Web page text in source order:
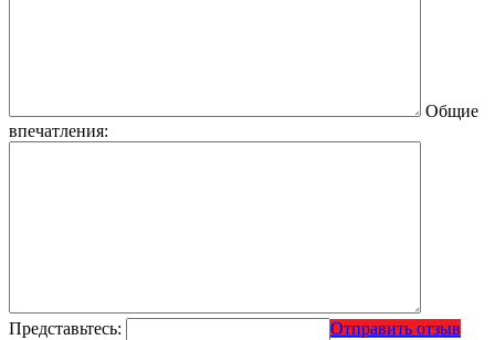
Общие
впечатления:
Представьтесь: Отправить отзыв